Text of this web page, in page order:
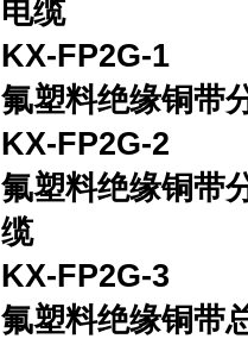
电缆
KX-FP2G-1
氟塑料绝缘铜带
KX-FP2G-2
氟塑料绝缘铜带
缆
KX-FP2G-3
氟塑料绝缘铜带